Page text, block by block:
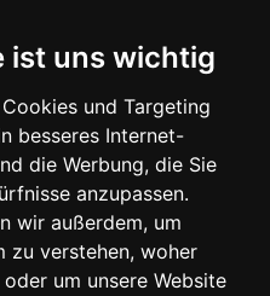
ist uns wichtig
und Targeting
besseres Internet-
die Werbung, die Sie
anzupassen.
wir außerdem, um
zu verstehen, woher
um unsere Website